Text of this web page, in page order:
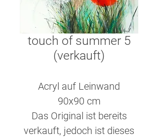
touch of summer 5
(verkauft)
Acryl auf Leinwand
90x90 cm
Das Original ist bereits
verkauft, jedoch ist dieses